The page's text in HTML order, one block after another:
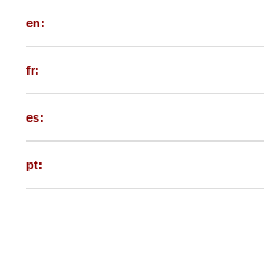
en:
fr:
es:
pt: